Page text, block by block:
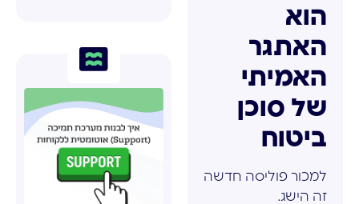
הוא
האתגר
האמיתי
של סוכן
ביטוח
למכור פוליסה חדשה
זה הישג.